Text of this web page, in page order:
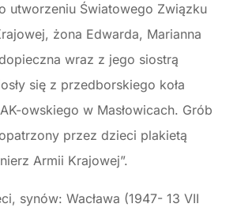
utworzeniu Światowego Związku
żona Edwarda, Marianna
wraz z jego siostrą
się z przedborskiego koła
owskiego w Masłowicach. Grób
przez dzieci plakietą
Armii Krajowej”.
synów: Wacława (1947- 13 VII